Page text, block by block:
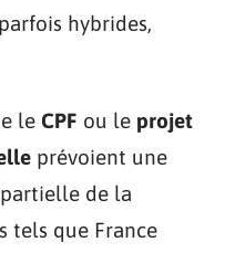
hybrides,
le CPF ou le projet
prévoient une
de la
tels que France